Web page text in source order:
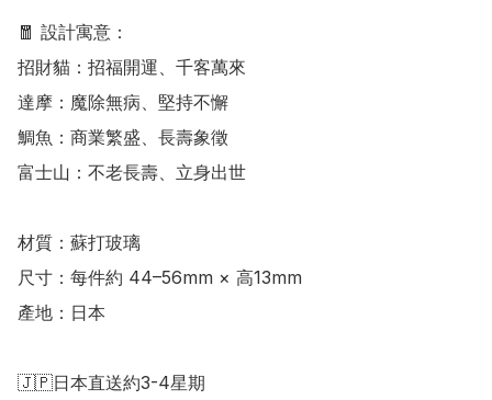
🧧 設計寓意：
招財貓：招福開運、千客萬來
達摩：魔除無病、堅持不懈
鯛魚：商業繁盛、長壽象徵
富士山：不老長壽、立身出世
材質：蘇打玻璃
尺寸：每件約 44–56mm × 高13mm
產地：日本
🇯🇵日本直送約3-4星期